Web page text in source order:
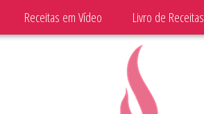
Receitas em Vídeo Livro de Receitas